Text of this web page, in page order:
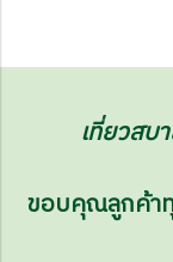
เที่ยวสบ
ขอบคุณลูกค้าทุ